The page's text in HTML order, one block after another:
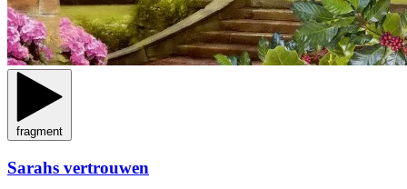
fragment
Sarahs vertrouwen